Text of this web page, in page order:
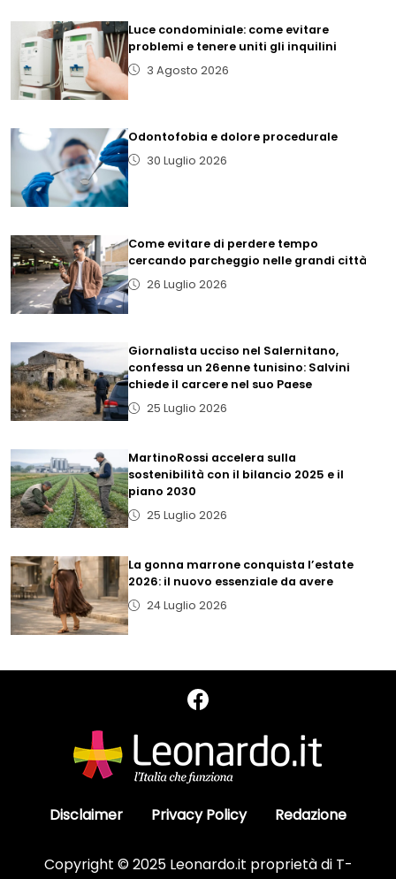
Luce condominiale: come evitare
problemi e tenere uniti gli inquilini
3 Agosto 2026
Odontofobia e dolore procedurale
30 Luglio 2026
Come evitare di perdere tempo
cercando parcheggio nelle grandi città
26 Luglio 2026
Giornalista ucciso nel Salernitano,
confessa un 26enne tunisino: Salvini
chiede il carcere nel suo Paese
25 Luglio 2026
MartinoRossi accelera sulla
sostenibilità con il bilancio 2025 e il
piano 2030
25 Luglio 2026
La gonna marrone conquista l’estate
2026: il nuovo essenziale da avere
24 Luglio 2026
Disclaimer Privacy Policy Redazione
Copyright © 2025 Leonardo.it proprietà di T-